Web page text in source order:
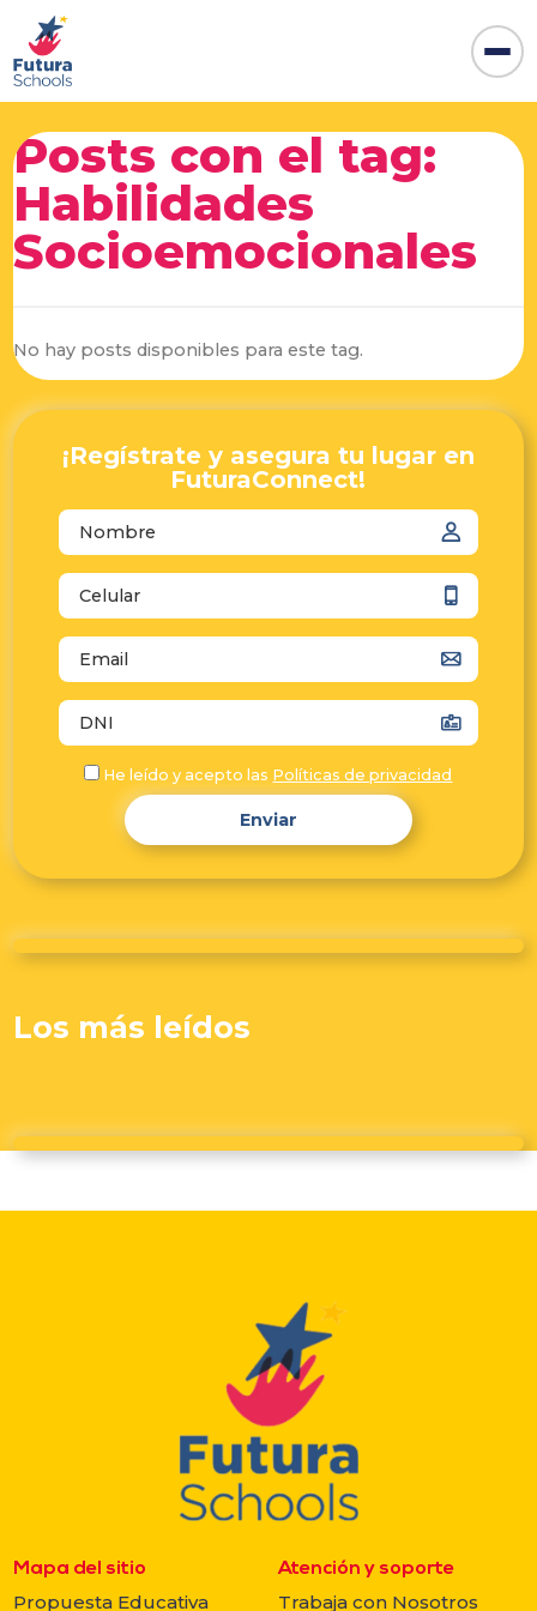
Posts con el tag:
Habilidades
Socioemocionales
No hay posts disponibles para este tag.
¡Regístrate y asegura tu lugar en
FuturaConnect!
He leído y acepto las Políticas de privacidad
Enviar
Los más leídos
Mapa del sitio
Propuesta Educativa
Atención y soporte
Trabaja con Nosotros